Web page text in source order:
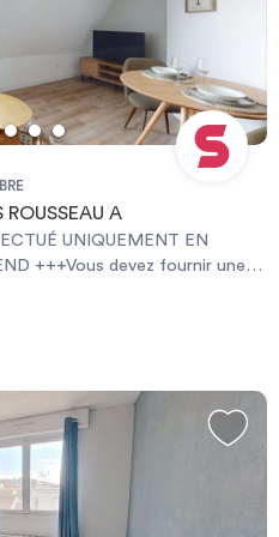
A
UNIQUEMENT EN
une
une assurance habitation+++